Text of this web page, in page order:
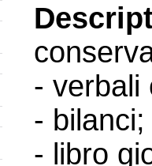
- verbali
- bilanci;
- libro